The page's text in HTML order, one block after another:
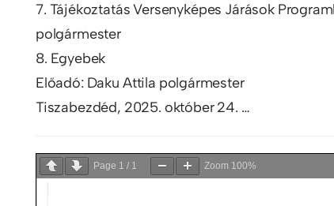
7. Tájékoztatás Versenyképes Járások
polgármester
8. Egyebek
Előadó: Daku Attila polgármester
Tiszabezdéd, 2025. október 24. …
Page 1 / 1 Zoom 100%